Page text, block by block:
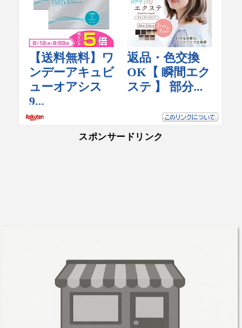
決定で、植え替え時期に購入するのがBESTと思
っています。ネットで探すという手もあります
が、やはり現物確認が良い。
スポンサードリンク